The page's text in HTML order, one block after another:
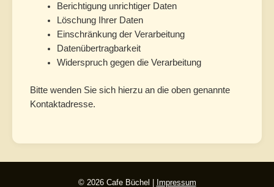
Berichtigung unrichtiger Daten
Löschung Ihrer Daten
Einschränkung der Verarbeitung
Datenübertragbarkeit
Widerspruch gegen die Verarbeitung
Bitte wenden Sie sich hierzu an die oben genannte
Kontaktadresse.
© 2026 Cafe Büchel | Impressum